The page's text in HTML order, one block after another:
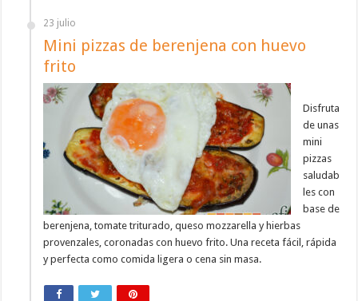
23 julio
Mini pizzas de berenjena con huevo
frito
Disfruta
de unas
mini
pizzas
saludab
les con
base de
berenjena, tomate triturado, queso mozzarella y hierbas
provenzales, coronadas con huevo frito. Una receta fácil, rápida
y perfecta como comida ligera o cena sin masa.